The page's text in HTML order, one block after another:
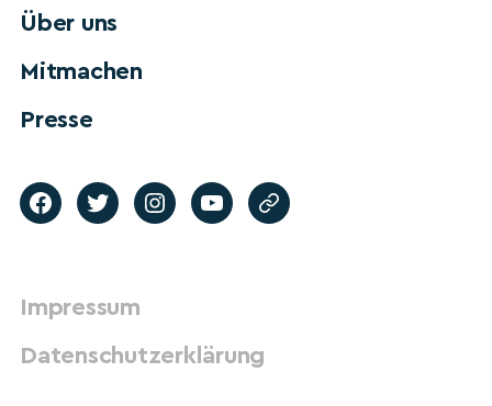
Über uns
Mitmachen
Presse
Impressum
Datenschutzerklärung